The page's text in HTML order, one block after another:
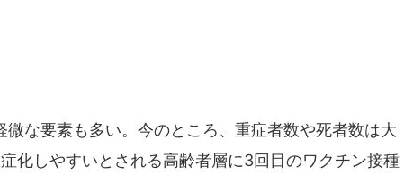
な要素も多い。今のところ、重症者数や死者数は大
化しやすいとされる高齢者層に3回目のワクチン接種